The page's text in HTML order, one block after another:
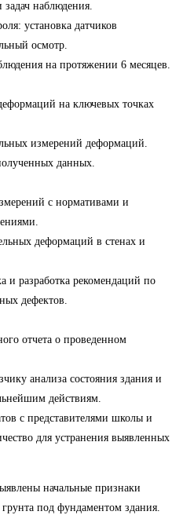
наблюдения.
установка датчиков
осмотр.
на протяжении 6 месяцев.
на ключевых точках
измерений деформаций.
данных.
с нормативами и
деформаций в стенах и
и разработка рекомендаций по
дефектов.
отчета о проведенном
анализа состояния здания и
действиям.
с представителями школы и
для устранения выявленных
начальные признаки
под фундаментом здания.